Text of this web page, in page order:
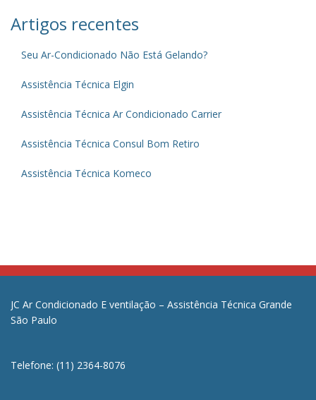
Artigos recentes
Seu Ar-Condicionado Não Está Gelando?
Assistência Técnica Elgin
Assistência Técnica Ar Condicionado Carrier
Assistência Técnica Consul Bom Retiro
Assistência Técnica Komeco
JC Ar Condicionado E ventilação – Assistência Técnica Grande
São Paulo
Telefone: (11) 2364-8076